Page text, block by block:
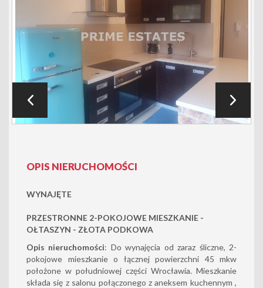
OPIS NIERUCHOMOŚCI
WYNAJĘTE
PRZESTRONNE 2-POKOJOWE MIESZKANIE -
OŁTASZYN - ZŁOTA PODKOWA
Opis nieruchomości: Do wynajęcia od zaraz śliczne, 2-
pokojowe mieszkanie o łącznej powierzchni 45 mkw
położone w południowej części Wrocławia. Mieszkanie
składa się z salonu połączonego z aneksem kuchennym ,